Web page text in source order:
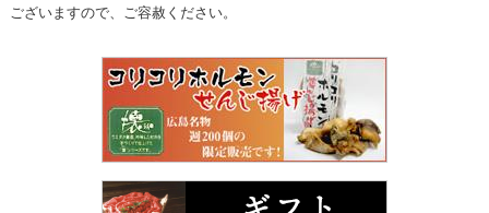
ございますので、ご容赦ください。